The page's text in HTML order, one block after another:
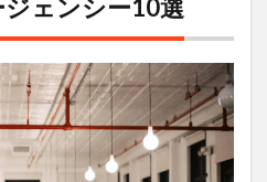
ェンシー10選